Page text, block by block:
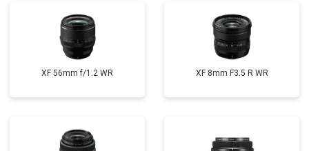
XF 56mm f/1.2 WR XF 8mm F3.5 R WR